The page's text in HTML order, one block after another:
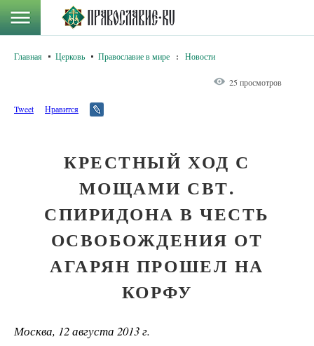
Главная Церковь Православие в мире : Новости
25 просмотров
Tweet Нравится
КРЕСТНЫЙ ХОД С
МОЩАМИ СВТ.
СПИРИДОНА В ЧЕСТЬ
ОСВОБОЖДЕНИЯ ОТ
АГАРЯН ПРОШЕЛ НА
КОРФУ
Москва, 12 августа 2013 г.